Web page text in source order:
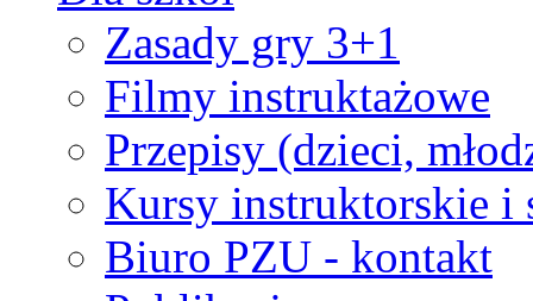
Zasady gry 3+1
Filmy instruktażowe
Przepisy (dzieci,
Kursy instruktorskie i
Biuro PZU - kontakt